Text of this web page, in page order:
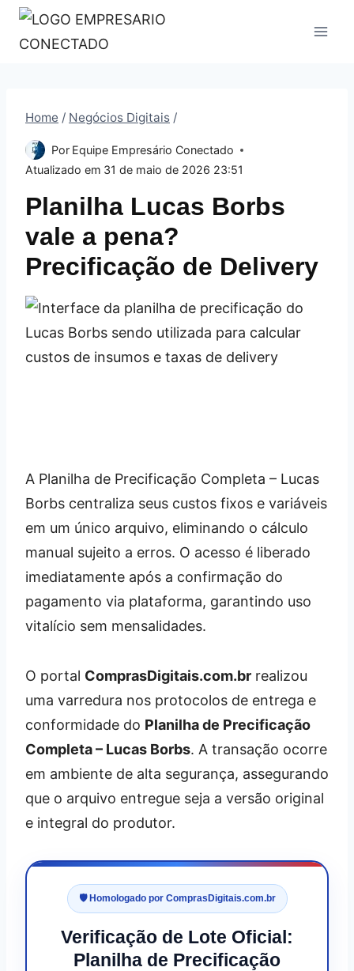
Pular
para
Home / Negócios Digitais /
Por Equipe Empresário Conectado
Atualizado em 31 de maio de 2026 23:51
Planilha Lucas Borbs
vale a pena?
Precificação de Delivery
A Planilha de Precificação Completa – Lucas
Borbs centraliza seus custos fixos e variáveis
em um único arquivo, eliminando o cálculo
manual sujeito a erros. O acesso é liberado
imediatamente após a confirmação do
pagamento via plataforma, garantindo uso
vitalício sem mensalidades.
O portal ComprasDigitais.com.br realizou
uma varredura nos protocolos de entrega e
conformidade do Planilha de Precificação
Completa – Lucas Borbs. A transação ocorre
em ambiente de alta segurança, assegurando
que o arquivo entregue seja a versão original
e integral do produtor.
🛡️ Homologado por ComprasDigitais.com.br
Verificação de Lote Oficial:
Planilha de Precificação